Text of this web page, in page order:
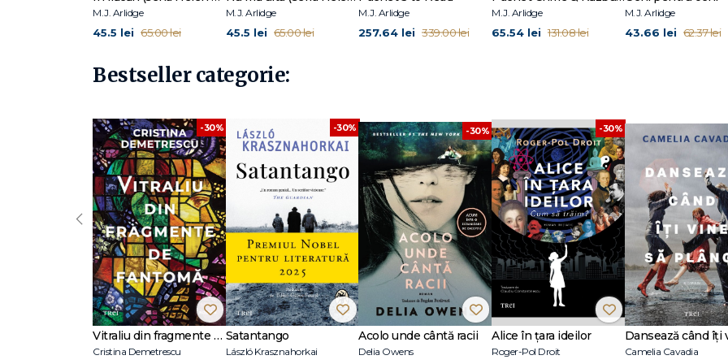
M.J. Arlidge
45.5 lei 65.00 lei
M.J. Arlidge
45.5 lei 65.00 lei
M.J. Arlidge
257.64 lei 339.00 lei
M.J. Arlidge
65.54 lei 131.08 lei
M.J. Arlidge
43.66 lei 62.37 lei
Bestseller categorie:
-30%
Vitraliu din fragmente de fantomă
Cristina Demetrescu
-30%
Satantango
László Krasznahorkai
-30%
Acolo unde cântă racii
Delia Owens
-30%
Alice în țara ideilor
Roger-Pol Droit Camelia Cavadia
‹